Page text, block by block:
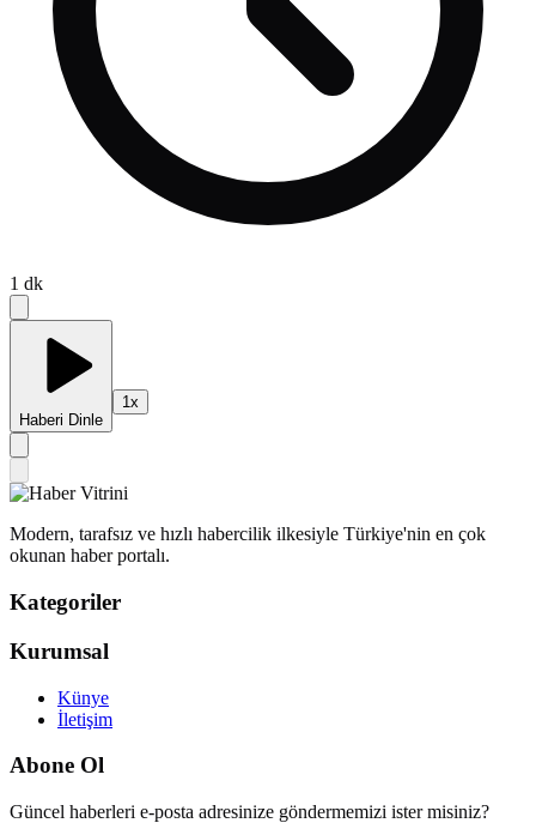
1 dk
Haberi Dinle
1x
Modern, tarafsız ve hızlı habercilik ilkesiyle Türkiye'nin en çok
okunan haber portalı.
Kategoriler
Kurumsal
Künye
İletişim
Abone Ol
Güncel haberleri e-posta adresinize göndermemizi ister misiniz?